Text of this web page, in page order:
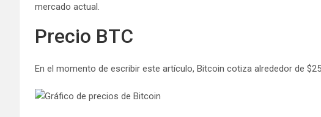
mercado actual.
Precio BTC
En el momento de escribir este artículo, Bitcoin cotiza alrededor de